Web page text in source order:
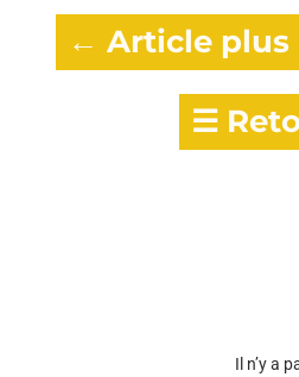
← Article plus
☰
Il n’y a